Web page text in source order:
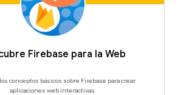
Firebase para la Web
conceptos básicos sobre Firebase para crear
aplicaciones web interactivas.